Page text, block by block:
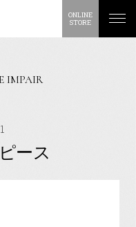
ONLINE
STORE
IMPAIR
ース